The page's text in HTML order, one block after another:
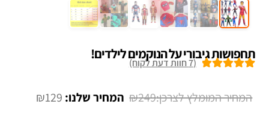
תחפושות גיבורי על הנוקמים לילדים!
(
7חוות דעת לקוח)
₪249
המחיר
₪129 המחיר